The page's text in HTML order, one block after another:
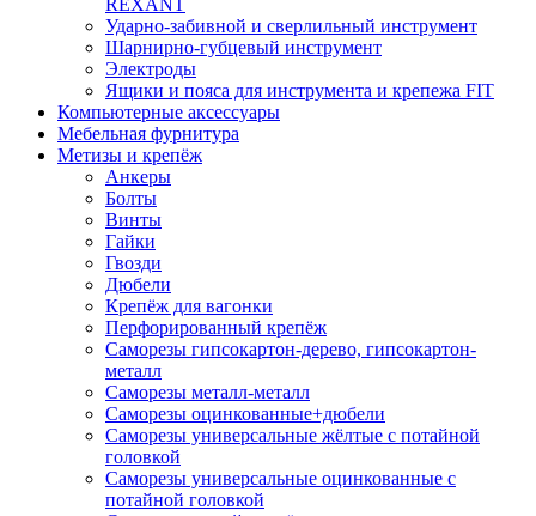
REXANT
Ударно-забивной и сверлильный инструмент
Шарнирно-губцевый инструмент
Электроды
Ящики и пояса для инструмента и крепежа FIT
Компьютерные аксессуары
Мебельная фурнитура
Метизы и крепёж
Анкеры
Болты
Винты
Гайки
Гвозди
Дюбели
Крепёж для вагонки
Перфорированный крепёж
Саморезы гипсокартон-дерево, гипсокартон-
металл
Саморезы металл-металл
Саморезы оцинкованные+дюбели
Саморезы универсальные жёлтые с потайной
головкой
Саморезы универсальные оцинкованные с
потайной головкой